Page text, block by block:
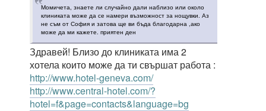
Момичета, знаете ли случайно дали наблизо или около
клиниката може да се намери възможност за нощувки. Аз
не съм от София и затова ще ви бъда благодарна ,ако
може да ми кажете. приятен ден
Здравей! Близо до клиниката има 2
хотела които може да ти свършат работа :
http://www.hotel-geneva.com/
http://www.central-hotel.com/?
hotel=f&page=contacts&language=bg